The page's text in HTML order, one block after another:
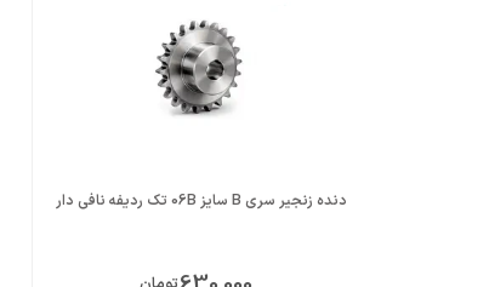
دنده زنجیر سری B سایز 06B تک ردیفه نافی دار